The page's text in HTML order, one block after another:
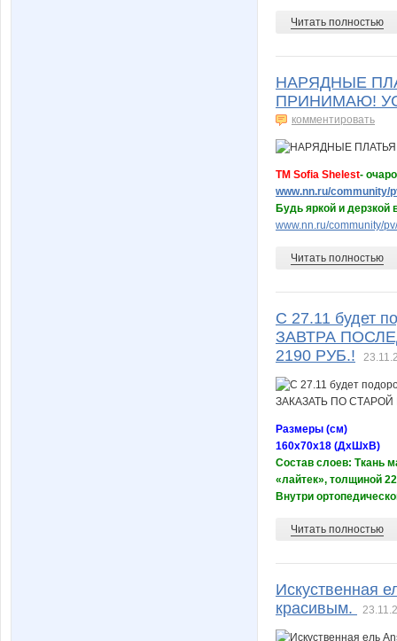
Читать полностью
НАРЯДНЫЕ
ПРИНИМАЮ!
комментировать
ТМ Sofia Shelest-
www.nn.ru/community/
Будь яркой и дерзкой
www.nn.ru/community/
Читать полностью
С 27.11 будет
ЗАВТРА
2190 РУБ.!
Размеры (см)
160х70х18 (ДхШхВ)
Состав слоев: Ткань
«лайтек», толщиной
Внутри
Читать полностью
Искуственная
красивым.